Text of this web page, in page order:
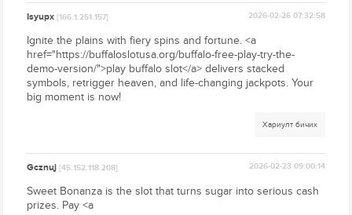
Isyupx[166.1.251.157] 2026-02-26 07:32:58
Ignite the plains with fiery spins and fortune. <a
href="https://buffaloslotusa.org/buffalo-free-play-try-the-
demo-version/">play buffalo slot</a> delivers stacked
symbols, retrigger heaven, and life-changing jackpots. Your
big moment is now!
Хариулт бичих
Gcznuj[45.152.118.208] 2026-02-23 09:00:14
Sweet Bonanza is the slot that turns sugar into serious cash
prizes. Pay <a